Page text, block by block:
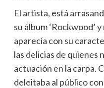
El artista, está
su álbum ‘Rockwood’
aparecía con su
las delicias de quienes
actuación en la carpa.
deleitaba al público